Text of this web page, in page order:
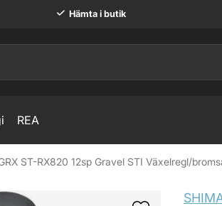
Hämta i butik
REA
ST-RX820 12sp Gravel STI Växelregl/